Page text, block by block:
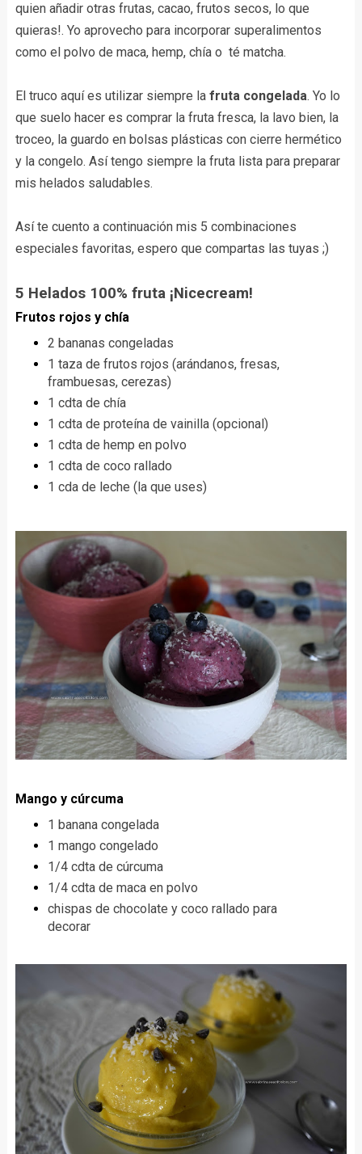
quien añadir otras frutas, cacao, frutos secos, lo que
quieras!. Yo aprovecho para incorporar superalimentos
como el polvo de maca, hemp, chía o té matcha.
El truco aquí es utilizar siempre la fruta congelada. Yo lo
que suelo hacer es comprar la fruta fresca, la lavo bien, la
troceo, la guardo en bolsas plásticas con cierre hermético
y la congelo. Así tengo siempre la fruta lista para preparar
mis helados saludables.
Así te cuento a continuación mis 5 combinaciones
especiales favoritas, espero que compartas las tuyas ;)
5 Helados 100% fruta ¡Nicecream!
Frutos rojos y chía
2 bananas congeladas
1 taza de frutos rojos (arándanos, fresas,
frambuesas, cerezas)
1 cdta de chía
1 cdta de proteína de vainilla (opcional)
1 cdta de hemp en polvo
1 cdta de coco rallado
1 cda de leche (la que uses)
Mango y cúrcuma
1 banana congelada
1 mango congelado
1/4 cdta de cúrcuma
1/4 cdta de maca en polvo
chispas de chocolate y coco rallado para
decorar